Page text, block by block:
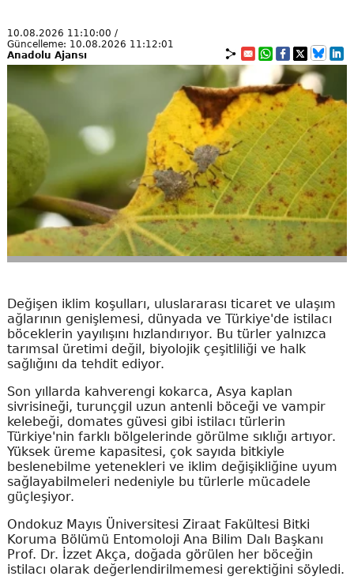
10.08.2026 11:10:00 /
Güncelleme: 10.08.2026 11:12:01
Anadolu Ajansı
Değişen iklim koşulları, uluslararası ticaret ve ulaşım
ağlarının genişlemesi, dünyada ve Türkiye'de istilacı
böceklerin yayılışını hızlandırıyor. Bu türler yalnızca
tarımsal üretimi değil, biyolojik çeşitliliği ve halk
sağlığını da tehdit ediyor.
Son yıllarda kahverengi kokarca, Asya kaplan
sivrisineği, turunçgil uzun antenli böceği ve vampir
kelebeği, domates güvesi gibi istilacı türlerin
Türkiye'nin farklı bölgelerinde görülme sıklığı artıyor.
Yüksek üreme kapasitesi, çok sayıda bitkiyle
beslenebilme yetenekleri ve iklim değişikliğine uyum
sağlayabilmeleri nedeniyle bu türlerle mücadele
güçleşiyor.
Ondokuz Mayıs Üniversitesi Ziraat Fakültesi Bitki
Koruma Bölümü Entomoloji Ana Bilim Dalı Başkanı
Prof. Dr. İzzet Akça, doğada görülen her böceğin
istilacı olarak değerlendirilmemesi gerektiğini söyledi.